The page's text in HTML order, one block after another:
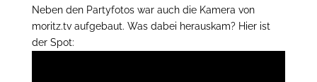
Neben den Partyfotos war auch die Kamera von
moritz.tv aufgebaut. Was dabei herauskam? Hier ist
der Spot: